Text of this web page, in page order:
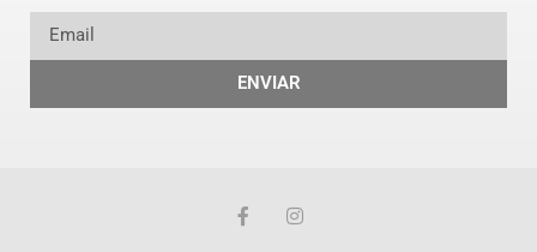
ENVIAR